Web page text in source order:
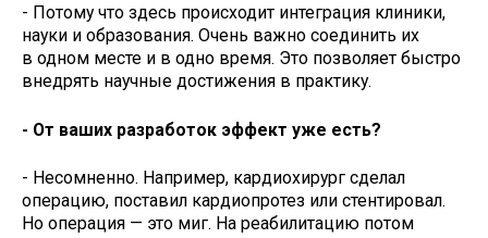
- Потому что здесь происходит интеграция клиники,
науки и образования. Очень важно соединить их
в одном месте и в одно время. Это позволяет быстро
внедрять научные достижения в практику.
- От ваших разработок эффект уже есть?
- Несомненно. Например, кардиохирург сделал
операцию, поставил кардиопротез или стентировал.
Но операция — это миг. На реабилитацию потом